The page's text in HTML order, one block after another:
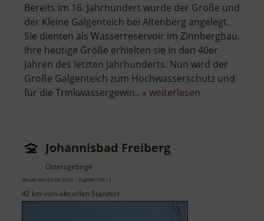
Bereits im 16. Jahrhundert wurde der Große und
der Kleine Galgenteich bei Altenberg angelegt.
Sie dienten als Wasserreservoir im Zinnbergbau.
Ihre heutige Größe erhielten sie in den 40er
Jahren des letzten Jahrhunderts. Nun wird der
Große Galgenteich zum Hochwasserschutz und
für die Trinkwassergewin.. » weiterlesen
Johannisbad Freiberg
Osterzgebirge
aktuell vom 01.06.2026 / Zugriffe: 19613
42 km vom aktuellen Standort